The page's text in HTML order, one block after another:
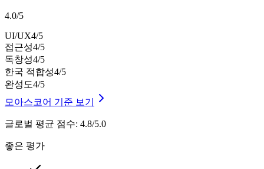
4.0/5
UI/UX4/5
접근성4/5
독창성4/5
한국 적합성4/5
완성도4/5
모아스코어 기준 보기
글로벌 평균 점수: 4.8/5.0
좋은 평가